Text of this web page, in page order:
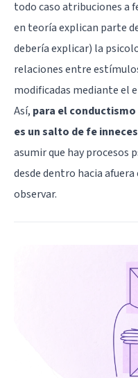
todo caso atribuciones a
en teoría explican parte
debería explicar) la
relaciones entre
modificadas mediante el
Así, para el
es un salto de fe
asumir que hay procesos
desde dentro hacia
observar.